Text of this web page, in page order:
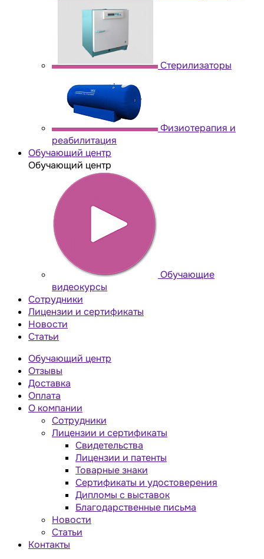
Стерилизаторы
Физиотерапия и
реабилитация
Обучающий центр
Обучающий центр
Обучающие
видеокурсы
Сотрудники
Лицензии и сертификаты
Новости
Статьи
Обучающий центр
Отзывы
Доставка
Оплата
О компании
Сотрудники
Лицензии и сертификаты
Свидетельства
Лицензии и патенты
Товарные знаки
Сертификаты и удостоверения
Дипломы с выставок
Благодарственные письма
Новости
Статьи
Контакты